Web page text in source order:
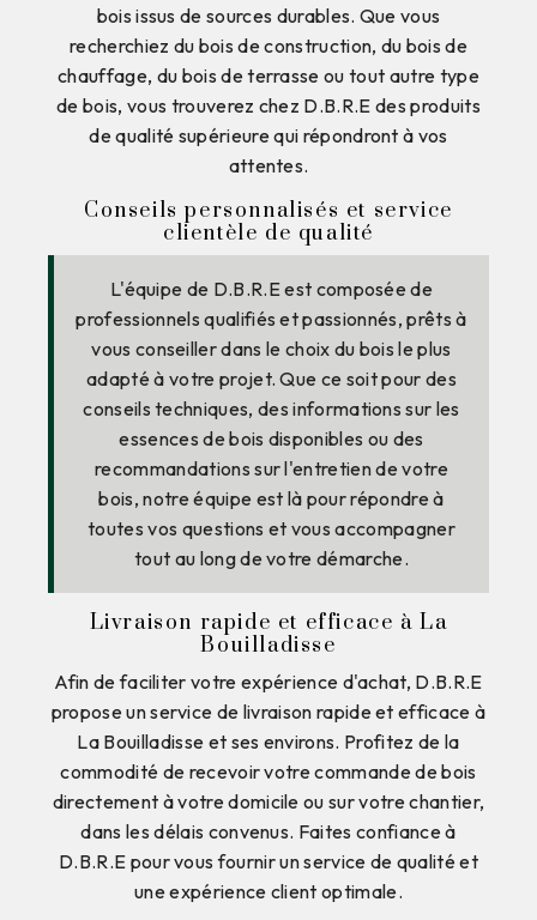
bois issus de sources durables. Que vous
recherchiez du bois de construction, du bois de
chauffage, du bois de terrasse ou tout autre type
de bois, vous trouverez chez D.B.R.E des produits
de qualité supérieure qui répondront à vos
attentes.
Conseils personnalisés et service
clientèle de qualité
L'équipe de D.B.R.E est composée de
professionnels qualifiés et passionnés, prêts à
vous conseiller dans le choix du bois le plus
adapté à votre projet. Que ce soit pour des
conseils techniques, des informations sur les
essences de bois disponibles ou des
recommandations sur l'entretien de votre
bois, notre équipe est là pour répondre à
toutes vos questions et vous accompagner
tout au long de votre démarche.
Livraison rapide et efficace à La
Bouilladisse
Afin de faciliter votre expérience d'achat, D.B.R.E
propose un service de livraison rapide et efficace à
La Bouilladisse et ses environs. Profitez de la
commodité de recevoir votre commande de bois
directement à votre domicile ou sur votre chantier,
dans les délais convenus. Faites confiance à
D.B.R.E pour vous fournir un service de qualité et
une expérience client optimale.